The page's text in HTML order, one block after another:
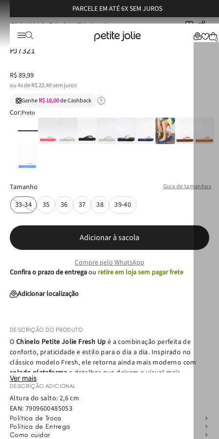
PARCELE EM ATÉ 6X SEM JUROS
0
Calçados Chinelos Chinelo Petite Jolie Fresh Up Translúcido/Preto PJ7321
Chinelo Petite Jolie Fresh Up Translúcido/Preto
PJ7321
R$ 89,99
ou4x deR$22,49sem juros
GanheR$ 18,00de Cashback
Cor:Preto
Guia de tamanhos
Tamanho
33-34
35 36 37 38 39-40
Adicionar à sacola
Compre pelo WhatsApp
Confira o prazo de entregaou retire em loja sem pagar frete
Adicionar localização
DESCRIÇÃO DO PRODUTO
O Chinelo Petite Jolie Fresh Up é a combinação perfeita de
conforto, praticidade e estilo para o dia a dia. Inspirado no
clássico modelo Fresh, ele retorna ainda mais moderno com
solado plataforma e detalhes que deixam o visual mais
sofisticado.
Produzido com os materiais exclusivos da marca, o modelo é
leve, resistente e confortável para acompanhar diferentes
momentos da rotina. A
aplicada na tira
Ver mais
DESCRIÇÃO ADICIONAL
Altura do salto: 2,6 cm
EAN: 7909600485053
Política de Troca
Política de Entrega
Como cuidar